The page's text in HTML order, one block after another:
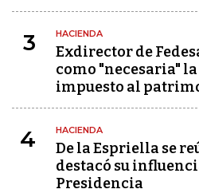
3 HACIENDA
Exdirector de
como "necesaria"
impuesto al
4 HACIENDA
De la Espriella se
destacó su
Presidencia